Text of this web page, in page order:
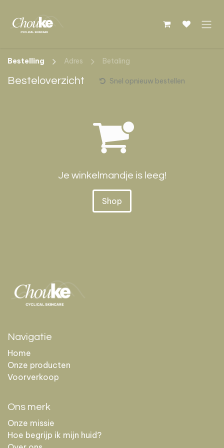
Bestelling Adres Betaling
Besteloverzicht Snel opnieuw bestellen
Je winkelmandje is leeg!
Shop
Navigatie
Home
Onze producten
Voorverkoop
Ons merk
Onze missie
Hoe begrijp ik mijn huid?